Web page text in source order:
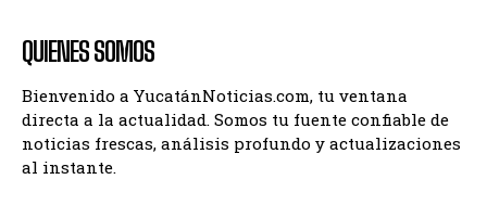
QUIENES SOMOS
Bienvenido a YucatánNoticias.com, tu ventana
directa a la actualidad. Somos tu fuente confiable de
noticias frescas, análisis profundo y actualizaciones
al instante.